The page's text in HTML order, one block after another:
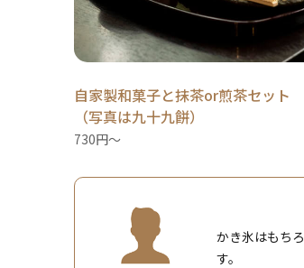
自家製和菓子と抹茶or煎茶セット
（写真は九十九餅）
730円～
かき氷はもち
す。